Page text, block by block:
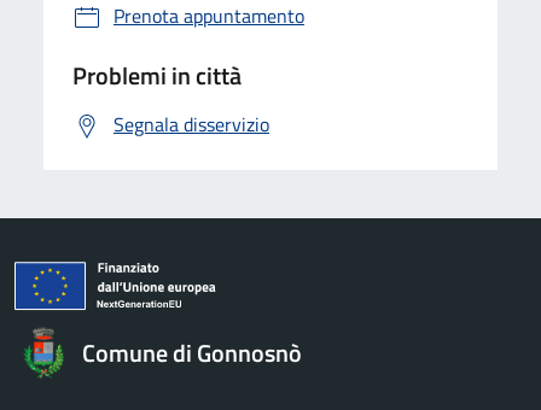
Prenota appuntamento
Problemi in città
Segnala disservizio
Comune di Gonnosnò